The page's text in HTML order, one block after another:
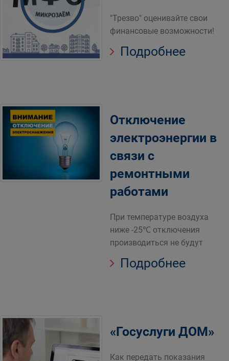
"Трезво" оценивайте свои
финансовые возможности!
Подробнее
Отключение
электроэнергии в
связи с
ремонтными
работами
При температуре воздуха
ниже -25℃ отключения
производиться не будут
Подробнее
«Госуслуги ДОМ»
Как передать показания